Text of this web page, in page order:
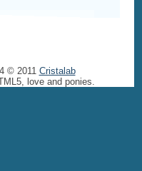
© 2011 Cristalab
love and ponies.